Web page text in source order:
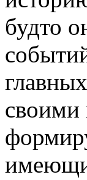
будто
своими